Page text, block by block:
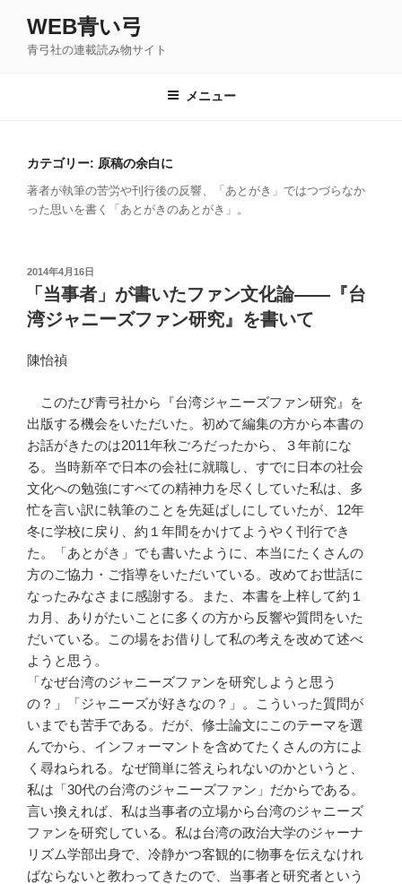
WEB青い弓
青弓社の連載読み物サイト
メニュー
カテゴリー: 原稿の余白に
著者が執筆の苦労や刊行後の反響、「あとがき」ではつづらなか
った思いを書く「あとがきのあとがき」。
投
稿
2014年4月16日
「当事者」が書いたファン文化論――『台
湾ジャニーズファン研究』を書いて
陳怡禎
このたび青弓社から『台湾ジャニーズファン研究』を
出版する機会をいただいた。初めて編集の方から本書の
お話がきたのは2011年秋ごろだったから、３年前にな
る。当時新卒で日本の会社に就職し、すでに日本の社会
文化への勉強にすべての精神力を尽くしていた私は、多
忙を言い訳に執筆のことを先延ばしにしていたが、12年
冬に学校に戻り、約１年間をかけてようやく刊行でき
た。「あとがき」でも書いたように、本当にたくさんの
方のご協力・ご指導をいただいている。改めてお世話に
なったみなさまに感謝する。また、本書を上梓して約１
カ月、ありがたいことに多くの方から反響や質問をいた
だいている。この場をお借りして私の考えを改めて述べ
ようと思う。
「なぜ台湾のジャニーズファンを研究しようと思う
の？」「ジャニーズが好きなの？」。こういった質問が
いまでも苦手である。だが、修士論文にこのテーマを選
んでから、インフォーマントを含めてたくさんの方によ
く尋ねられる。なぜ簡単に答えられないのかというと、
私は「30代の台湾のジャニーズファン」だからである。
言い換えれば、私は当事者の立場から台湾のジャニーズ
ファンを研究している。私は台湾の政治大学のジャーナ
リズム学部出身で、冷静かつ客観的に物事を伝えなけれ
ばならないと教わってきたので、当事者と研究者という